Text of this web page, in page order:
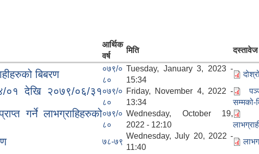
आर्थिक
वर्ष
मिति दस्तावेज
बिबरण
०७९/०
८०
Tuesday, January 3, 2023 -
15:34
०१ देखि २०७९/०६/३१०७९/०
८०
Friday, November 4, 2022 -
13:34
सम्मको-
गर्ने लाभग्राहिहरुको०७९/०
८०
Wednesday, October 19,
2022 - 12:10
७८-७९
Wednesday, July 20, 2022 -
11:40